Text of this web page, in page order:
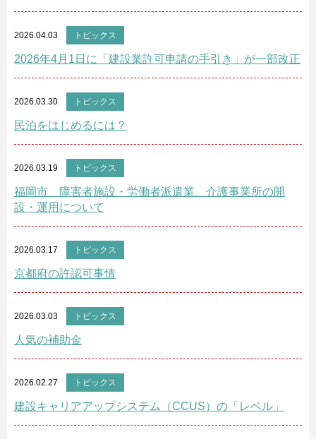
2026.04.03 トピックス
2026年4月1日に「建設業許可申請の手引き」が一部改正
2026.03.30 トピックス
民泊をはじめるには？
2026.03.19 トピックス
福岡市 障害者施設・労働者派遣業、介護事業所の開
設・運用について
2026.03.17 トピックス
京都府の許認可事情
2026.03.03 トピックス
人気の補助金
2026.02.27 トピックス
建設キャリアアップシステム（CCUS）の「レベル」